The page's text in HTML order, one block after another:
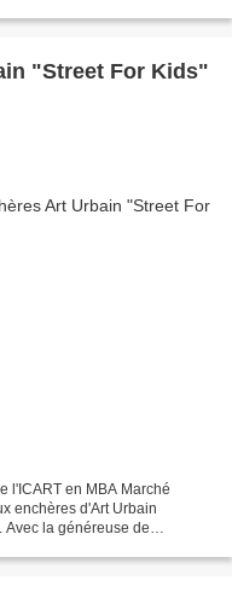
"Street For Kids"
l'ICART en MBA Marché
enchères d'Art Urbain
la généreuse de